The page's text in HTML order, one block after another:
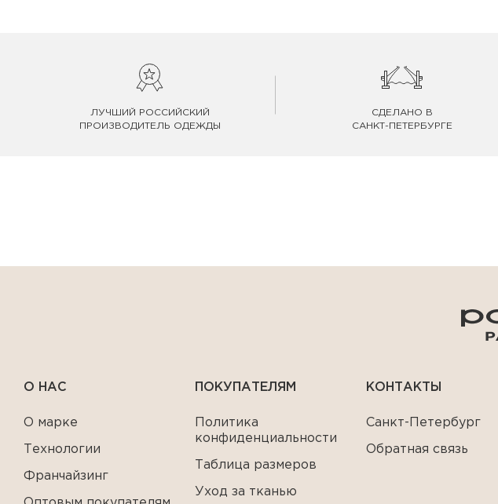
ЛУЧШИЙ РОССИЙСКИЙ
ПРОИЗВОДИТЕЛЬ ОДЕЖДЫ
СДЕЛАНО В
САНКТ-ПЕТЕРБУРГЕ
О НАС
О марке
Технологии
Франчайзинг
ПОКУПАТЕЛЯМ
Политика
конфиденциальности
Таблица размеров
Уход за тканью
КОНТАКТЫ
Санкт-Петербург
Обратная связь